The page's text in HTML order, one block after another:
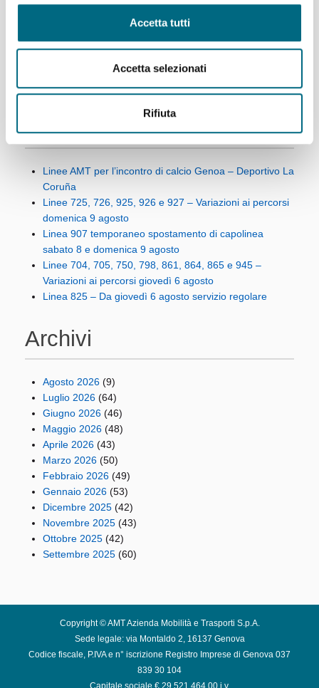
Accetta tutti
Accetta selezionati
Rifiuta
Articoli recenti
Linee AMT per l’incontro di calcio Genoa – Deportivo La
Coruña
Linee 725, 726, 925, 926 e 927 – Variazioni ai percorsi
domenica 9 agosto
Linea 907 temporaneo spostamento di capolinea
sabato 8 e domenica 9 agosto
Linee 704, 705, 750, 798, 861, 864, 865 e 945 –
Variazioni ai percorsi giovedì 6 agosto
Linea 825 – Da giovedì 6 agosto servizio regolare
Archivi
Agosto 2026 (9)
Luglio 2026 (64)
Giugno 2026 (46)
Maggio 2026 (48)
Aprile 2026 (43)
Marzo 2026 (50)
Febbraio 2026 (49)
Gennaio 2026 (53)
Dicembre 2025 (42)
Novembre 2025 (43)
Ottobre 2025 (42)
Settembre 2025 (60)
Copyright © AMT Azienda Mobilità e Trasporti S.p.A.
Sede legale: via Montaldo 2, 16137 Genova
Codice fiscale, P.IVA e n° iscrizione Registro Imprese di Genova 037
839 30 104